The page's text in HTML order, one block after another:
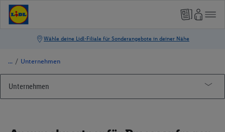
/ Unternehmen
Unternehmen